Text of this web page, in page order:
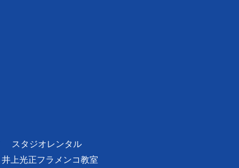
スタジオレンタル
井上光正フラメンコ教室